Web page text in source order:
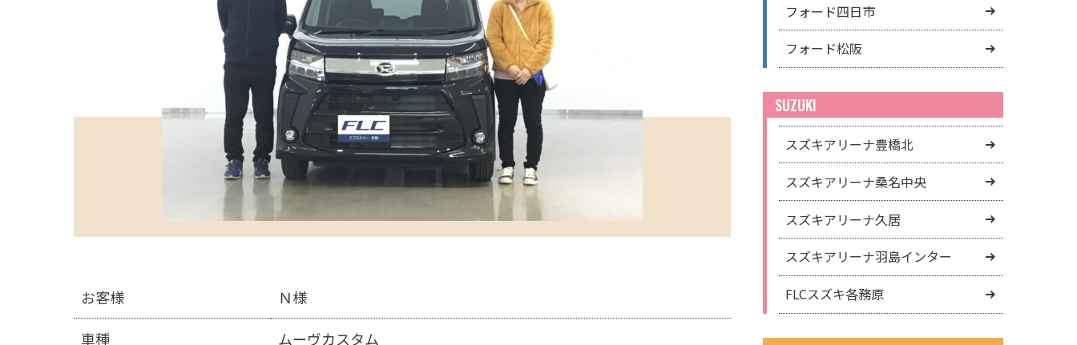
お客様
Ｎ様
車種
ムーヴカスタム
フォード四日市
フォード松阪
SUZUKI
スズキアリーナ豊橋北
スズキアリーナ桑名中央
スズキアリーナ久居
スズキアリーナ羽島インター
FLCスズキ各務原